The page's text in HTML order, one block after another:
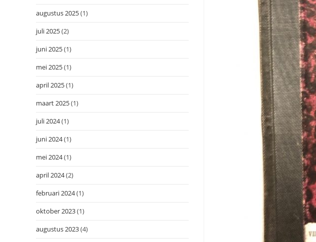
augustus 2025(1)
juli 2025(2)
juni 2025(1)
mei 2025(1)
april 2025(1)
maart 2025(1)
juli 2024(1)
juni 2024(1)
mei 2024(1)
april 2024(2)
februari 2024(1)
oktober 2023(1)
augustus 2023(4)